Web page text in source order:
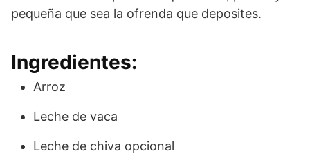
pequeña que sea la ofrenda que deposites.
Ingredientes:
Arroz
Leche de vaca
Leche de chiva opcional